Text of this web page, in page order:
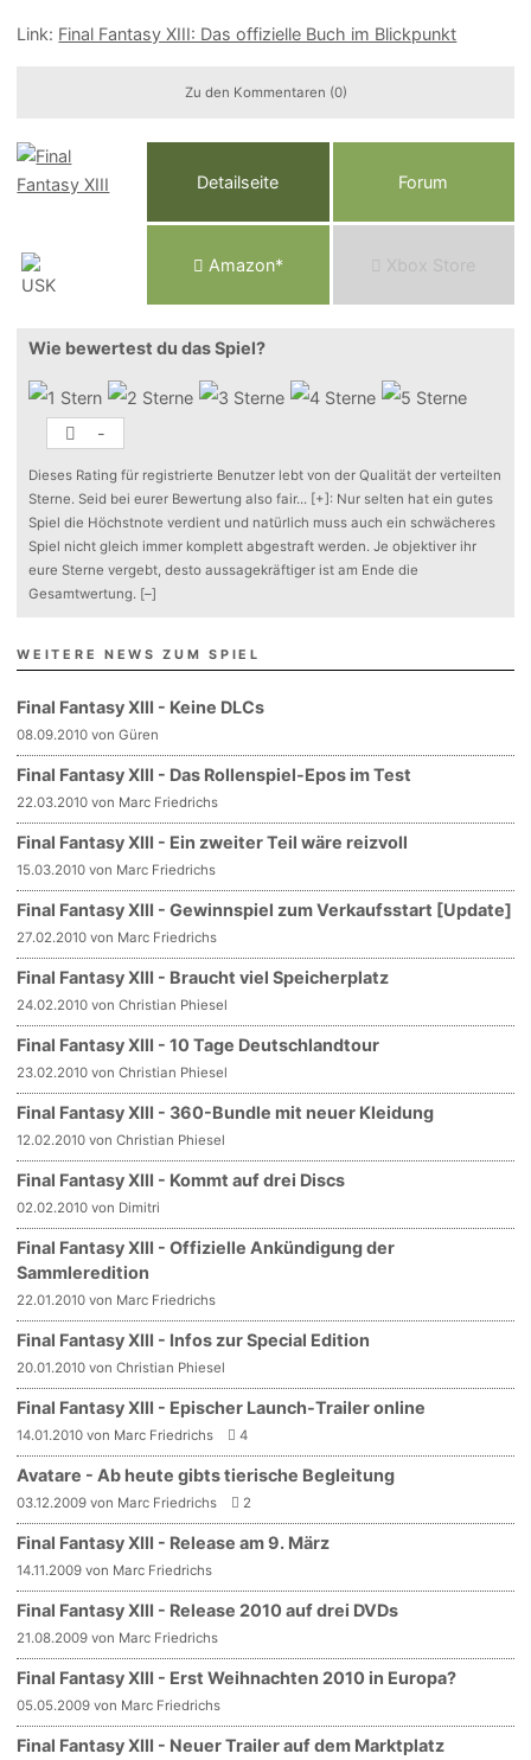
Link: Final Fantasy XIII: Das offizielle Buch im Blickpunkt
Zu den Kommentaren (0)
Detailseite Forum
Amazon* Xbox Store
Wie bewertest du das Spiel?
-
Dieses Rating für registrierte Benutzer lebt von der Qualität der verteilten
Sterne. Seid bei eurer Bewertung also fair... [+]: Nur selten hat ein gutes
Spiel die Höchstnote verdient und natürlich muss auch ein schwächeres
Spiel nicht gleich immer komplett abgestraft werden. Je objektiver ihr
eure Sterne vergebt, desto aussagekräftiger ist am Ende die
Gesamtwertung. [–]
WEITERE NEWS ZUM SPIEL
Final Fantasy XIII - Keine DLCs
08.09.2010 von Güren
Final Fantasy XIII - Das Rollenspiel-Epos im Test
22.03.2010 von Marc Friedrichs
Final Fantasy XIII - Ein zweiter Teil wäre reizvoll
15.03.2010 von Marc Friedrichs
Final Fantasy XIII - Gewinnspiel zum Verkaufsstart [Update]
27.02.2010 von Marc Friedrichs
Final Fantasy XIII - Braucht viel Speicherplatz
24.02.2010 von Christian Phiesel
Final Fantasy XIII - 10 Tage Deutschlandtour
23.02.2010 von Christian Phiesel
Final Fantasy XIII - 360-Bundle mit neuer Kleidung
12.02.2010 von Christian Phiesel
Final Fantasy XIII - Kommt auf drei Discs
02.02.2010 von Dimitri
Final Fantasy XIII - Offizielle Ankündigung der
Sammleredition
22.01.2010 von Marc Friedrichs
Final Fantasy XIII - Infos zur Special Edition
20.01.2010 von Christian Phiesel
Final Fantasy XIII - Epischer Launch-Trailer online
14.01.2010 von Marc Friedrichs 4
Avatare - Ab heute gibts tierische Begleitung
03.12.2009 von Marc Friedrichs 2
Final Fantasy XIII - Release am 9. März
14.11.2009 von Marc Friedrichs
Final Fantasy XIII - Release 2010 auf drei DVDs
21.08.2009 von Marc Friedrichs
Final Fantasy XIII - Erst Weihnachten 2010 in Europa?
05.05.2009 von Marc Friedrichs
Final Fantasy XIII - Neuer Trailer auf dem Marktplatz